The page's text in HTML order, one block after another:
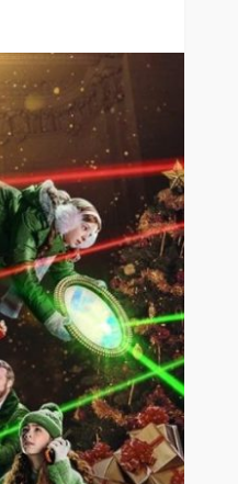
la alimentación
se abre paso
horas ago